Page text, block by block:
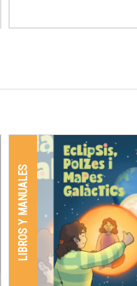
LIBROS Y MANUALES